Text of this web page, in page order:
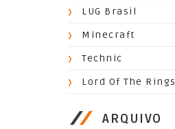
LUG Brasil
Minecraft
Technic
Lord Of The Rings
ARQUIVO